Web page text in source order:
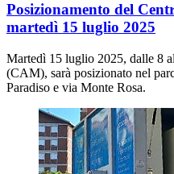
Posizionamento del
martedì 15 luglio 2025
Martedì 15 luglio 2025, dalle 8
(CAM), sarà posizionato nel
Paradiso e via Monte Rosa.